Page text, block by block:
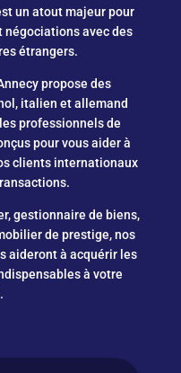
un atout majeur pour
négociations avec des
étrangers.
propose des
italien et allemand
professionnels de
pour vous aider à
clients internationaux
gestionnaire de biens,
de prestige, nos
aideront à acquérir les
à votre